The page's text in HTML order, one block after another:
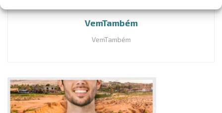
VemTambém
VemTambém